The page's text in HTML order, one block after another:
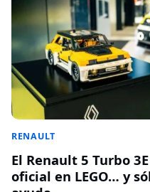
RENAULT
El Renault 5 Turbo
oficial en LEGO… y